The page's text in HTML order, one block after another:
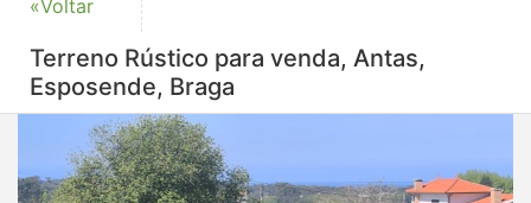
«Voltar
Terreno Rústico para venda, Antas,
Esposende, Braga